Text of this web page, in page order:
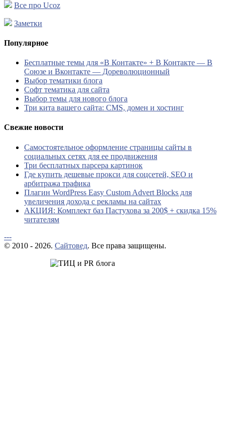
Все про Ucoz
Заметки
Популярное
Бесплатные темы для «В Контакте» + В Контакте — В
Союзе и Вконтакте — Дореволюционный
Выбор тематики блога
Софт тематика для сайта
Выбор темы для нового блога
Три кита вашего сайта: CMS, домен и хостинг
Свежие новости
Самостоятельное оформление страницы сайты в
социальных сетях для ее продвижения
Три бесплатных парсера картинок
Где купить дешевые прокси для соцсетей, SEO и
арбитража трафика
Плагин WordPress Easy Custom Advert Blocks для
увеличения дохода с рекламы на сайтах
АКЦИЯ: Комплект баз Пастухова за 200$ + скидка 15%
читателям
---
© 2010 - 2026. Сайтовед. Все права защищены.